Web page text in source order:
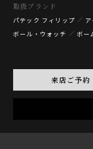
取扱ブランド
パテック フィリップ
ボール・ウォッチ
ボー
来店ご予約